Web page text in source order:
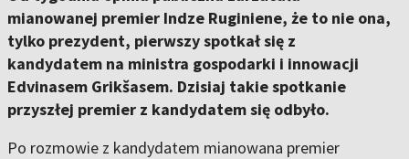
mianowanej premier Indze Ruginiene, że to nie ona,
tylko prezydent, pierwszy spotkał się z
kandydatem na ministra gospodarki i innowacji
Edvinasem Grikšasem. Dzisiaj takie spotkanie
przyszłej premier z kandydatem się odbyło.
Po rozmowie z kandydatem mianowana premier